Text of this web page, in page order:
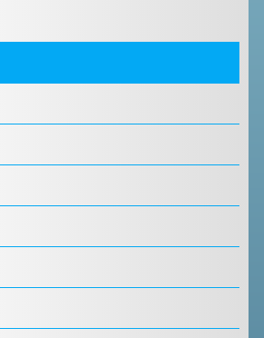
CENTRI TECNICI TERRITORIALI
AFFILIAZIONE E TESSERAMENTO